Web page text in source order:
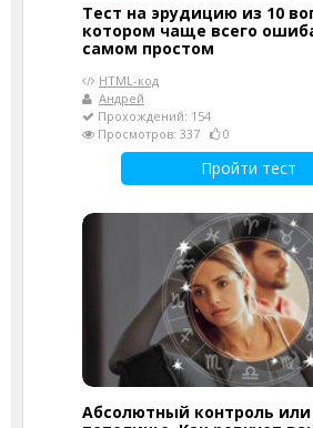
Тест на эрудицию из 10
котором чаще всего
самом простом
HTML-код
Андрей
Прохождений: 154
Просмотров: 337
0
Пройти тест
Абсолютный контроль